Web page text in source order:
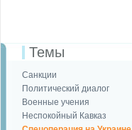
Темы
Санкции
Политический диалог
Военные учения
Неспокойный Кавказ